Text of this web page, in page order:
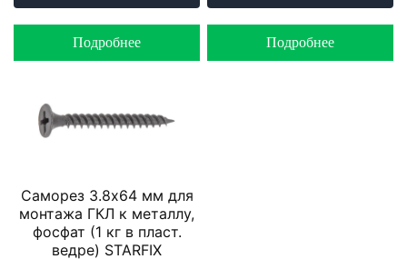
Подробнее Подробнее
Саморез 3.8х64 мм для
монтажа ГКЛ к металлу,
фосфат (1 кг в пласт.
ведре) STARFIX